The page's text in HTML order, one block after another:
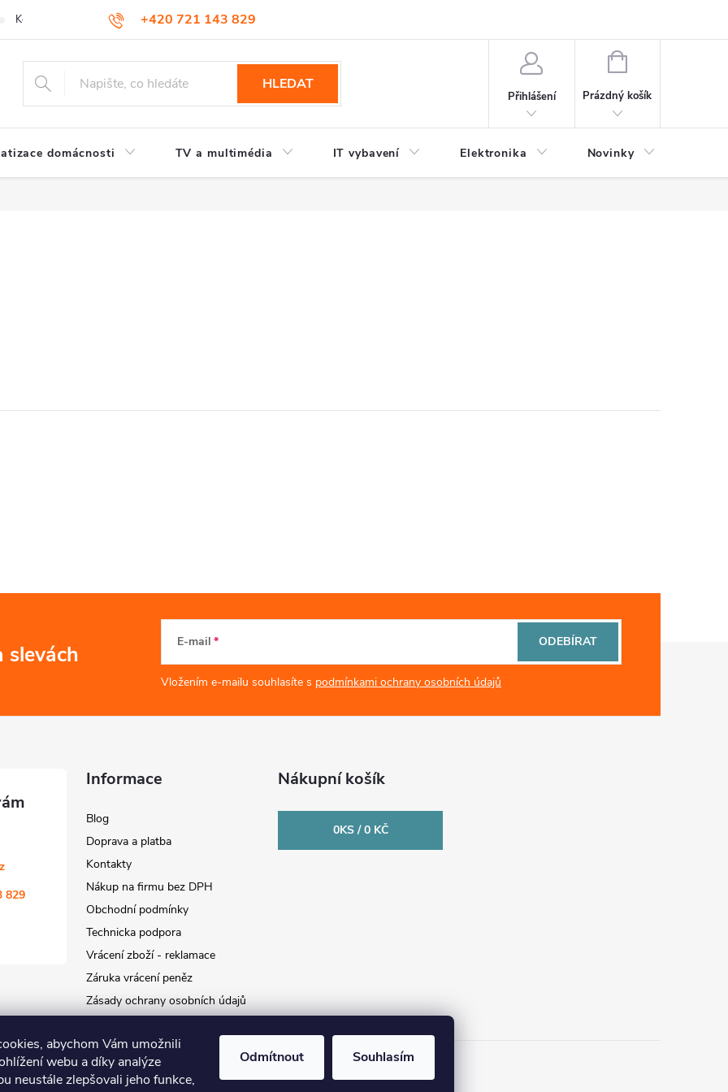
abychom Vám umožnili
webu a díky analýze
neustále zlepšovali jeho funkce,
Odmítnout Souhlasím
+420 721 143 829
Kontakty
HLEDAT
Přihlášení
NÁKUPNÍ
Prázdný košík
domácnosti TV a multimédia IT vybavení Elektronika Novinky
slevách E-mail
Vložením e-mailu souhlasíte s podmínkami ochrany osobních údajů
ODEBÍRAT
829
Informace
Blog
Doprava a platba
Kontakty
Nákup na firmu bez DPH
Obchodní podmínky
Technicka podpora
Vrácení zboží - reklamace
Záruka vrácení peněz
Zásady ochrany osobních údajů
Nákupní košík
0KS /0 KČ